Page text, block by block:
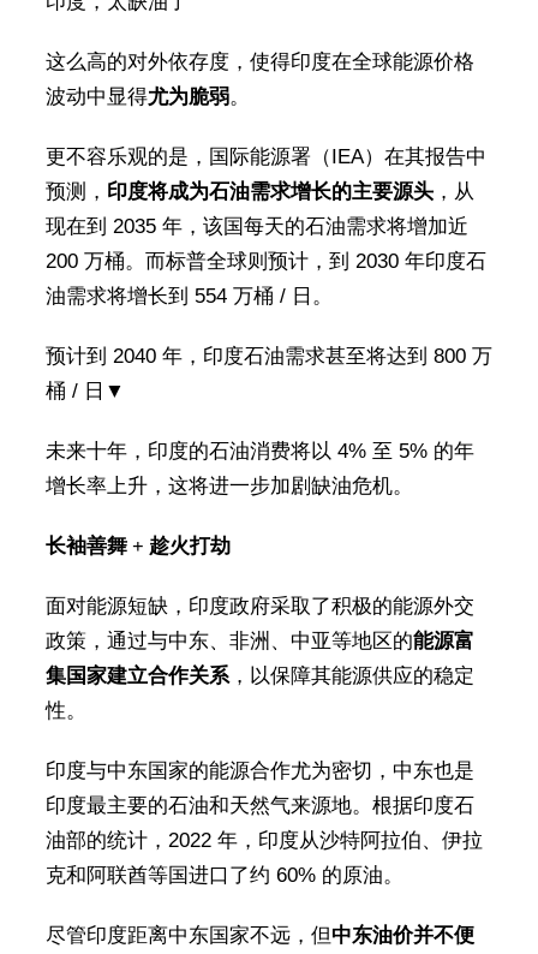
这么高的对外依存度，使得印度在全球能源价格
波动中显得尤为脆弱。
更不容乐观的是，国际能源署（IEA）在其报告中
预测， 印度将成为石油需求增长的主要源头，从
现在到 2035 年，该国每天的石油需求将增加近
200 万桶。而标普全球则预计，到 2030 年印度石
油需求将增长到 554 万桶 / 日。
预计到 2040 年，印度石油需求甚至将达到 800 万
桶 / 日▼
未来十年，印度的石油消费将以 4% 至 5% 的年
增长率上升，这将进一步加剧缺油危机。
长袖善舞 + 趁火打劫
面对能源短缺，印度政府采取了积极的能源外交
政策，通过与中东、非洲、中亚等地区的能源富
集国家建立合作关系，以保障其能源供应的稳定
性。
印度与中东国家的能源合作尤为密切，中东也是
印度最主要的石油和天然气来源地。根据印度石
油部的统计，2022 年，印度从沙特阿拉伯、伊拉
克和阿联酋等国进口了约 60% 的原油。
尽管印度距离中东国家不远，但中东油价并不便